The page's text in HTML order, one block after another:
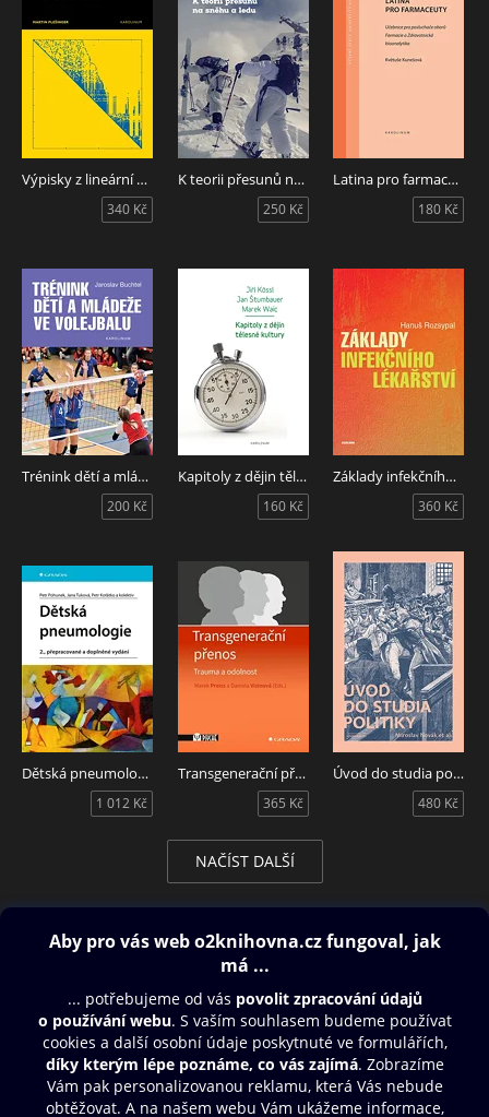
Výpisky z lineární algebry očima nematematika
340 Kč
K teorii přesunů na sněhu a ledu
250 Kč
Latina pro farmaceuty. Učebnice pro posluchače oborů Farmacie a Zdravotnická bioanalytika
180 Kč
Trénink dětí a mládeže ve volejbalu
200 Kč
Kapitoly z dějin tělesné kultury
160 Kč
Základy infekčního lékařství
360 Kč
Dětská pneumologie
1 012 Kč
Transgenerační přenos
365 Kč
Úvod do studia politiky
480 Kč
NAČÍST DALŠÍ
Obsah ke stažení
Moje O2 Knihovna
Další zábava